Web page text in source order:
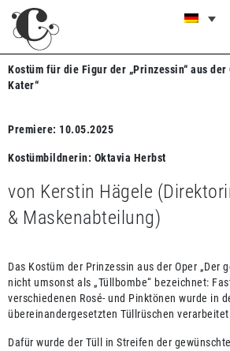
Kostüm für die Figur der „Prinzessin“ aus
Kater“
Premiere: 10.05.2025
Kostümbildnerin: Oktavia Herbst
von Kerstin Hägele
& Maskenabteilung)
Das Kostüm der Prinzessin aus der Oper „Der
nicht umsonst als „Tüllbombe“ bezeichnet:
verschiedenen Rosé- und Pinktönen wurde in
übereinandergesetzten Tüllrüschen
Dafür wurde der Tüll in Streifen der